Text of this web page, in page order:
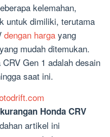
kelemahan,
untuk dimiliki, terutama
dengan harga yang
mudah ditemukan.
Gen 1 adalah desain
saat ini.
Honda CRV
artikel ini